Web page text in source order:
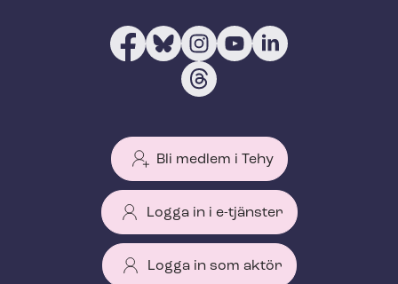
Bli medlem i Tehy
Logga in i e-tjänster
Logga in som aktör